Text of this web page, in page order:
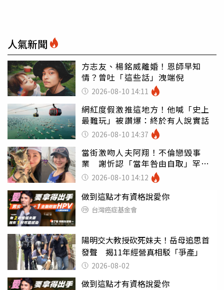
人氣新聞
方志友、楊銘威離婚！恩師早知
情？曾吐「這些話」洩端倪
2026-08-10 14:11
網紅度假激推這地方！他喊「史上
最難玩」被讚爆：終於有人說實話
2026-08-10 14:37
當街激吻人夫阿翔！不倫戀毀事
業 謝忻認「當年咎由自取」罕吐
心聲2026-08-10 14:12
做到這點才有資格說愛你
台灣癌症基金會
陽明交大教授砍死妹夫！岳母追思首
發聲 揭11年經營真相駁「爭產」
2026-08-02
做到這點才有資格說愛你